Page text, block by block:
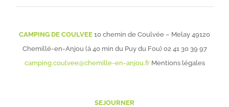
CAMPING DE COULVEE 10 chemin de Coulvée – Melay 49120
Chemillé-en-Anjou (à 40 min du Puy du Fou) 02 41 30 39 97
camping.coulvee@chemille-en-anjou.fr Mentions légales
SEJOURNER